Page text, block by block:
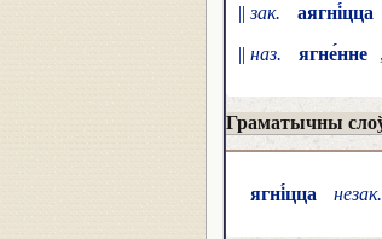
||зак. аягні́цца
|| наз. ягне́нне
Граматычны
ягні́цца незак.